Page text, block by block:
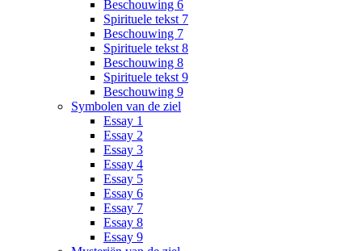
Beschouwing 6
Spirituele tekst 7
Beschouwing 7
Spirituele tekst 8
Beschouwing 8
Spirituele tekst 9
Beschouwing 9
Symbolen van de ziel
Essay 1
Essay 2
Essay 3
Essay 4
Essay 5
Essay 6
Essay 7
Essay 8
Essay 9